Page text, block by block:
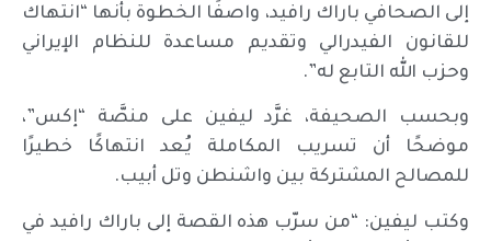
إلى الصحافي باراك رافيد، واصفًا الخطوة بأنها “انتهاك
للقانون الفيدرالي وتقديم مساعدة للنظام الإيراني
وحزب الله التابع له”.
وبحسب الصحيفة، غرَّد ليفين على منصَّة “إكس”،
موضحًا أن تسريب المكاملة يُعد انتهاكًا خطيرًا
للمصالح المشتركة بين واشنطن وتل أبيب.
وكتب ليفين: “من سرّب هذه القصة إلى باراك رافيد في